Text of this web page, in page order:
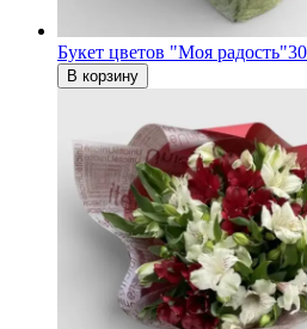
Букет цветов "Моя радость"
В корзину